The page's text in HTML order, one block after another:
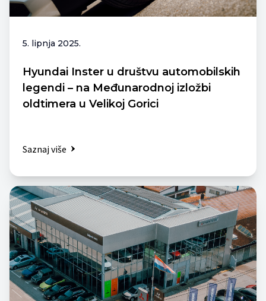
5. lipnja 2025.
Hyundai Inster u društvu automobilskih
legendi – na Međunarodnoj izložbi
oldtimera u Velikoj Gorici
Saznaj više